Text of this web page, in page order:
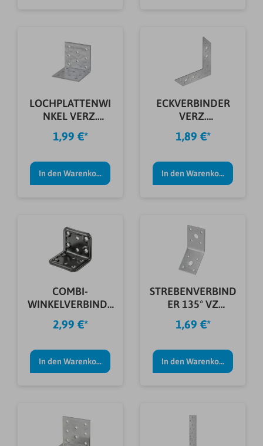
LOCHPLATTENWI
NKEL VERZ.
80X80X60X2,5
MM
1,99 €*
In den Warenkorb
ECKVERBINDER
VERZ.
82X116X30X2,0
MM
1,89 €*
In den Warenkorb
COMBI-
WINKELVERBINDE
R SCHW.
40X40X50 MM
2,99 €*
In den Warenkorb
STREBENVERBIND
ER 135° VZ
50X50X40X2,5
MM
1,69 €*
In den Warenkorb